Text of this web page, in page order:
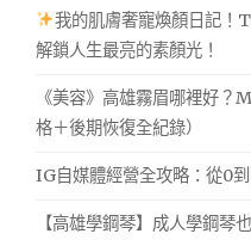
我的肌膚奢寵煥顏日記
解鎖人生最亮的素顏光！
《美容》高雄霧眉哪裡好
格＋後期恢復全紀錄）
IG自媒體經營全攻略：從0
【高雄學鋼琴】成人學鋼琴